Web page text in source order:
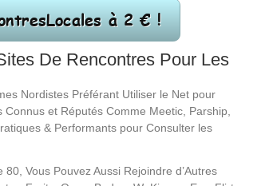
De Rencontres Pour Les
Nordistes Préférant Utiliser le Net pour
et Réputés Comme Meetic, Parship,
& Performants pour Consulter les
Vous Pouvez Aussi Rejoindre d’Autres